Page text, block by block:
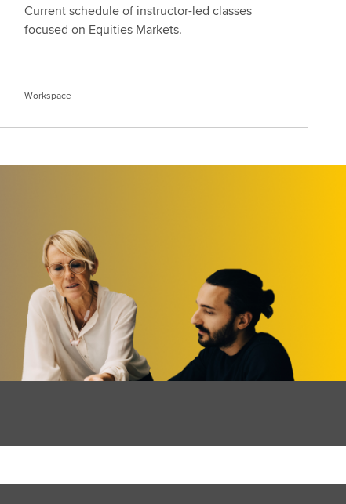
Current schedule of instructor-led classes
focused on Equities Markets.
Workspace